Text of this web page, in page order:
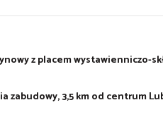
z placem wystawienniczo-
zabudowy, 3,5 km od centrum